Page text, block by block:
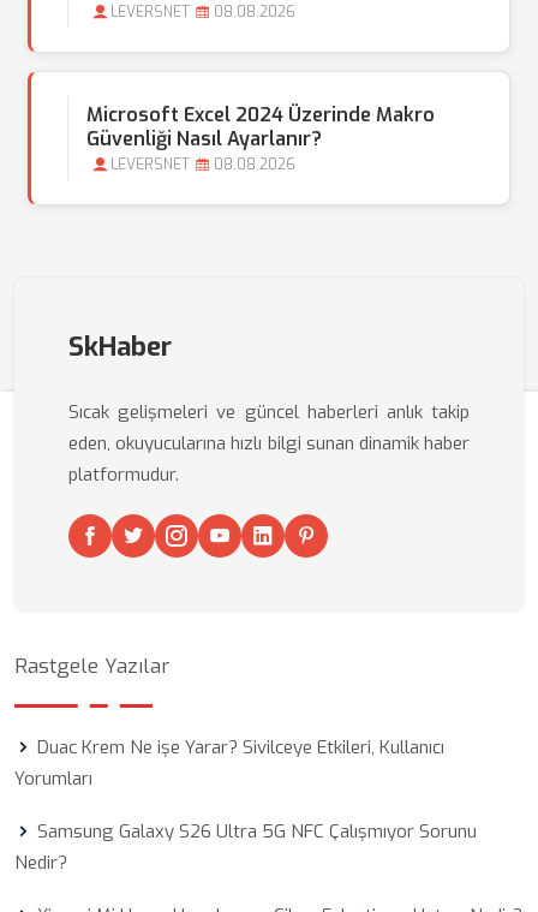
LEVERSNET 08.08.2026
Microsoft Excel 2024 Üzerinde Makro
Güvenliği Nasıl Ayarlanır?
LEVERSNET 08.08.2026
SkHaber
Sıcak gelişmeleri ve güncel haberleri anlık takip
eden, okuyucularına hızlı bilgi sunan dinamik haber
platformudur.
Rastgele Yazılar
Duac Krem Ne işe Yarar? Sivilceye Etkileri, Kullanıcı
Yorumları
Samsung Galaxy S26 Ultra 5G NFC Çalışmıyor Sorunu
Nedir?